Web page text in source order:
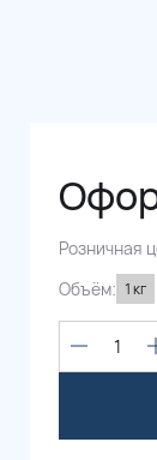
Розничная
Объём: 1 кг
1